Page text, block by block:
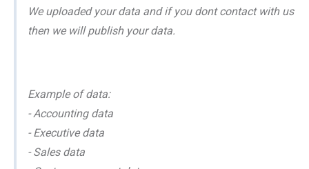
We uploaded your data and if you dont contact with us
then we will publish your data.
Example of data:
- Accounting data
- Executive data
- Sales data